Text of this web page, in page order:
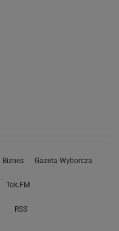
Biznes Gazeta Wyborcza
Tok.FM
RSS